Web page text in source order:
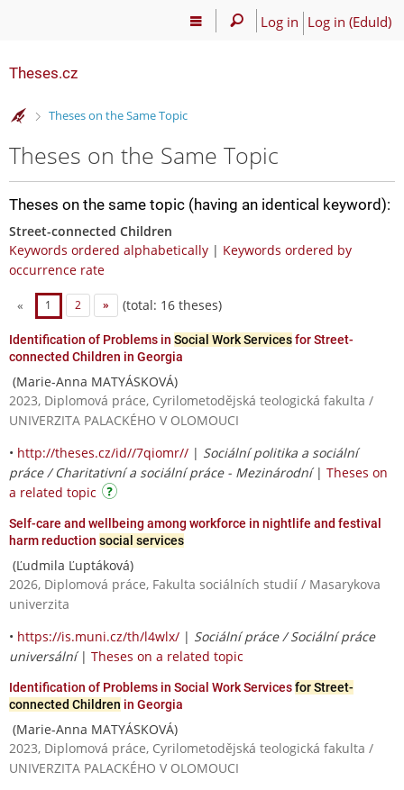
Log in Log in (EduId)
Theses.cz
>
Theses on the Same Topic
Theses on the Same Topic
Theses on the same topic (having an identical keyword):
Street-connected Children
Keywords ordered alphabetically | Keywords ordered by
occurrence rate
« 1 2 » (total: 16 theses)
Identification of Problems in Social Work Servicesfor Street-
connected Children in Georgia
(Marie-Anna MATYÁSKOVÁ)
2023, Diplomová práce, Cyrilometodějská teologická fakulta /
UNIVERZITA PALACKÉHO V OLOMOUCI
• http://theses.cz/id//7qiomr// | Sociální politika a sociální
práce / Charitativní a sociální práce - Mezinárodní| Theses on
a related topic
Self-care and wellbeing among workforce in nightlife and festival
harm reduction social services
(Ľudmila Ľuptáková)
2026, Diplomová práce, Fakulta sociálních studií / Masarykova
univerzita
• https://is.muni.cz/th/l4wlx/ | Sociální práce / Sociální práce
universální| Theses on a related topic
Identification of Problems in Social Work Servicesfor Street-
connected Children in Georgia
(Marie-Anna MATYÁSKOVÁ)
2023, Diplomová práce, Cyrilometodějská teologická fakulta /
UNIVERZITA PALACKÉHO V OLOMOUCI